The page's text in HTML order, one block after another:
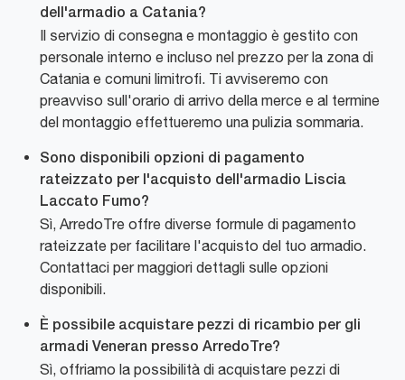
dell'armadio a Catania?
Il servizio di consegna e montaggio è gestito con
personale interno e incluso nel prezzo per la zona di
Catania e comuni limitrofi. Ti avviseremo con
preavviso sull'orario di arrivo della merce e al termine
del montaggio effettueremo una pulizia sommaria.
Sono disponibili opzioni di pagamento
rateizzato per l'acquisto dell'armadio Liscia
Laccato Fumo?
Sì, ArredoTre offre diverse formule di pagamento
rateizzate per facilitare l'acquisto del tuo armadio.
Contattaci per maggiori dettagli sulle opzioni
disponibili.
È possibile acquistare pezzi di ricambio per gli
armadi Veneran presso ArredoTre?
Sì, offriamo la possibilità di acquistare pezzi di